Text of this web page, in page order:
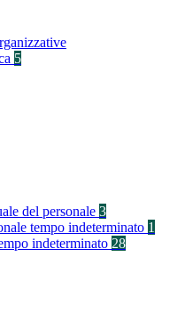
5
del personale 3
tempo indeterminato 1
indeterminato 28